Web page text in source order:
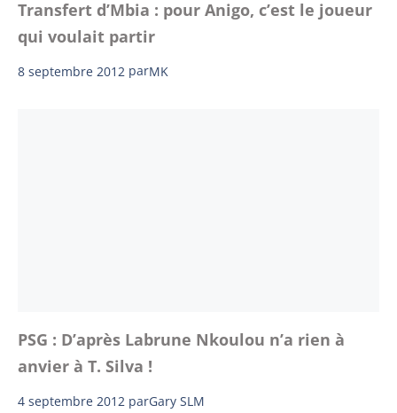
Transfert d’Mbia : pour Anigo, c’est le joueur
qui voulait partir
8 septembre 2012 parMK
PSG : D’après Labrune Nkoulou n’a rien à
anvier à T. Silva !
4 septembre 2012 parGary SLM